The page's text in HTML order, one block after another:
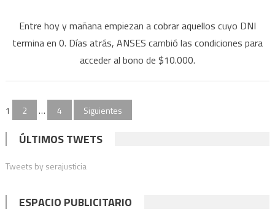
arranca
el
pago
a
cobro
Entre hoy y mañana empiezan a cobrar aquellos cuyo DNI
termina en 0. Días atrás, ANSES cambió las condiciones para
acceder al bono de $10.000.
Paginación
de
entradas
1 2 … 4 Siguientes
ÚLTIMOS TWETS
Tweets by serajusticia
ESPACIO PUBLICITARIO